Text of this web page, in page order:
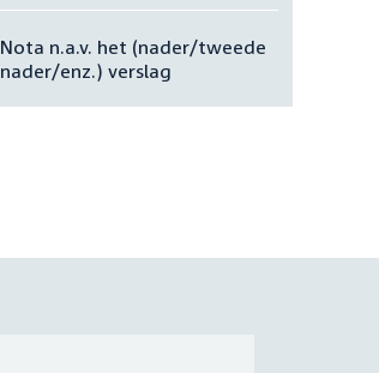
Nota n.a.v. het (nader/tweede
nader/enz.) verslag